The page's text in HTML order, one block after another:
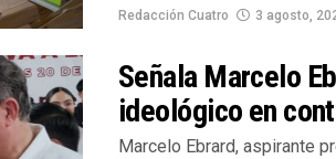
Redacción Cuatro 3 agosto,
Señala Marcelo
ideológico en
Marcelo Ebrard, aspirante